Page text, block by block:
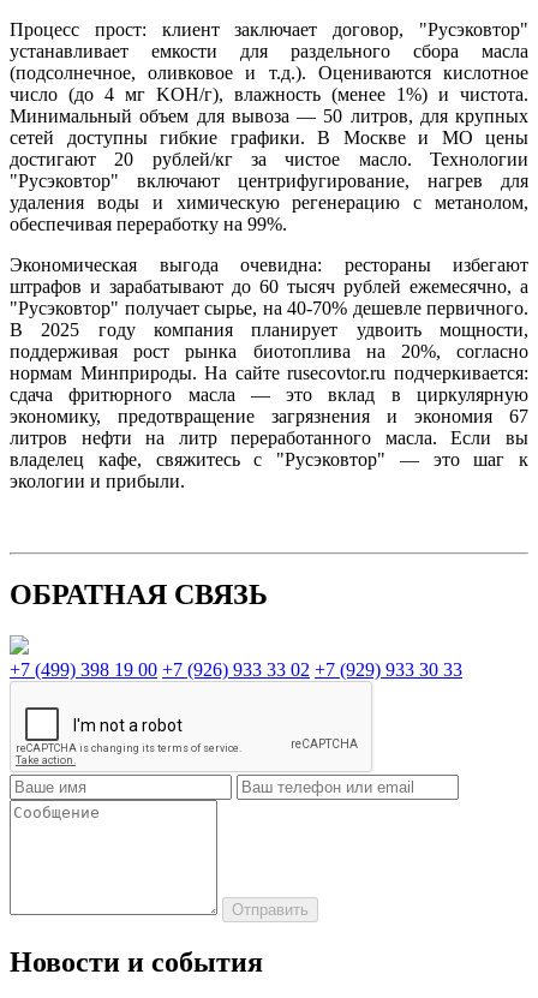
Процесс прост: клиент заключает договор, "Русэковтор"
устанавливает емкости для раздельного сбора масла
(подсолнечное, оливковое и т.д.). Оцениваются кислотное
число (до 4 мг KOH/г), влажность (менее 1%) и чистота.
Минимальный объем для вывоза — 50 литров, для крупных
сетей доступны гибкие графики. В Москве и МО цены
достигают 20 рублей/кг за чистое масло. Технологии
"Русэковтор" включают центрифугирование, нагрев для
удаления воды и химическую регенерацию с метанолом,
обеспечивая переработку на 99%.
Экономическая выгода очевидна: рестораны избегают
штрафов и зарабатывают до 60 тысяч рублей ежемесячно, а
"Русэковтор" получает сырье, на 40-70% дешевле первичного.
В 2025 году компания планирует удвоить мощности,
поддерживая рост рынка биотоплива на 20%, согласно
нормам Минприроды. На сайте rusecovtor.ru подчеркивается:
сдача фритюрного масла — это вклад в циркулярную
экономику, предотвращение загрязнения и экономия 67
литров нефти на литр переработанного масла. Если вы
владелец кафе, свяжитесь с "Русэковтор" — это шаг к
экологии и прибыли.
ОБРАТНАЯ СВЯЗЬ
+7 (499) 398 19 00 +7 (926) 933 33 02 +7 (929) 933 30 33
Новости и события